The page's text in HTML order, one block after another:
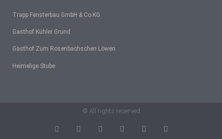
Trapp Fensterbau GmbH & Co.KG
Gasthof Kühler Grund
Gasthof Zum Rosenbachschen Löwen
Heimelige Stube
© All rights reserved